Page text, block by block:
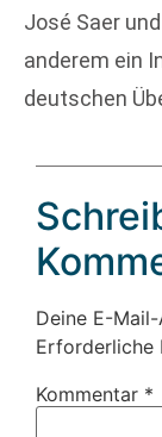
José Saer
anderem ein
deutschen
Deine E-
Erforderliche
Kommentar *